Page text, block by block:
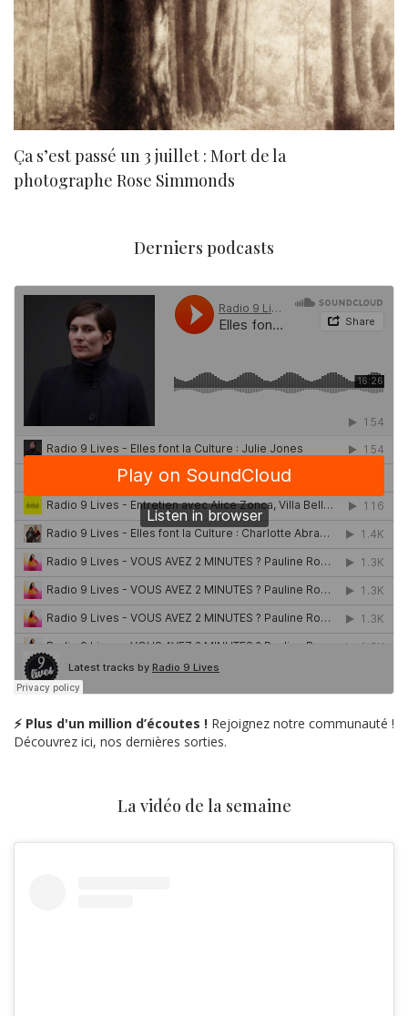
Ça s’est passé un 3 juillet : Mort de la
photographe Rose Simmonds
Derniers podcasts
⚡ Plus d'un million d’écoutes ! Rejoignez notre communauté !
Découvrez ici, nos dernières sorties.
La vidéo de la semaine